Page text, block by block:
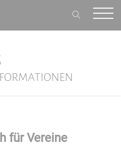
für Vereine